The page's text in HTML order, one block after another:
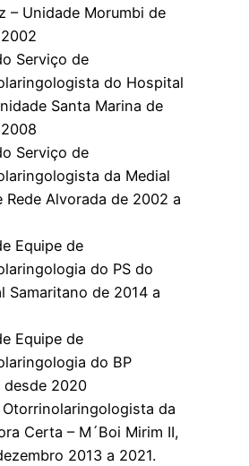
– Unidade Morumbi de
Serviço de
do Hospital
Santa Marina de
Serviço de
da Medial
Rede Alvorada de 2002 a
Equipe de
do PS do
Samaritano de 2014 a
Equipe de
do BP
desde 2020
da
Certa – M´Boi Mirim II,
2013 a 2021.